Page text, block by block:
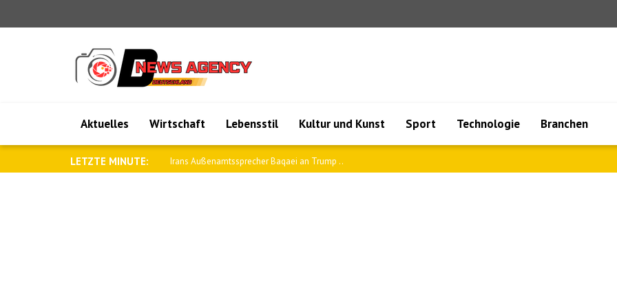
Aktuelles Wirtschaft Lebensstil Kultur und Kunst Sport Technologie Branchen
LETZTE MINUTE: Saar: Wir werden die Beziehungen zu Arge..